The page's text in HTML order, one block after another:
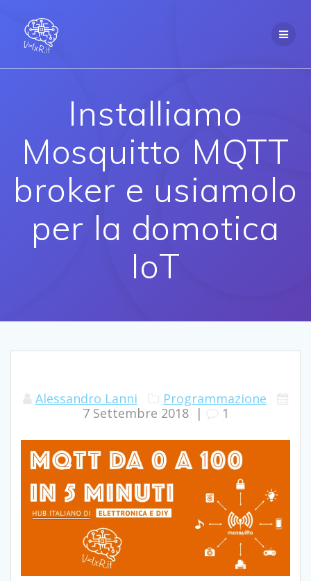
Installiamo
Mosquitto MQTT
broker e usiamolo
per la domotica
IoT
Alessandro Lanni
Programmazione
7 Settembre 2018| 1